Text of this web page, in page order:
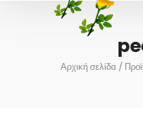
Αρχική σελίδα /